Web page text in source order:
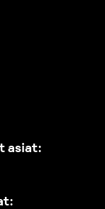
asiat: